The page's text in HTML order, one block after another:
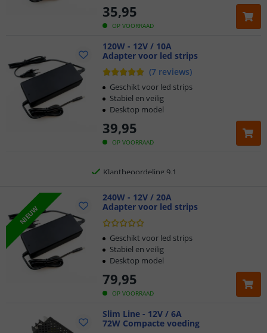
OP VOORRAAD
35,95
120W - 12V / 10A
Adapter voor led strips
(7 reviews)
OP VOORRAAD
39,95
Geschikt voor led strips
Stabiel en veilig
Desktop model
Klantbeoordeling 9.1
Voor 23:45 uur besteld,morgen in huis
5 jaar garantie
Gratis verzending vanaf € 20,-
Klantbeoordeling 9.1
Voor 23:45 uur besteld,morgen in huis
NIEUW
240W - 12V / 20A
Adapter voor led strips
OP VOORRAAD
79,95
Geschikt voor led strips
Stabiel en veilig
Desktop model
Slim Line - 12V / 6A
72W Compacte voeding